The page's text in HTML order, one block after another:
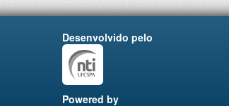
Desenvolvido pelo
Powered by